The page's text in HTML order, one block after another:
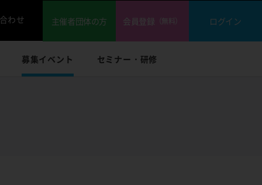
わせ 主催者団体の方 会員登録 （無料） ログイン
募集イベント セミナー・研修